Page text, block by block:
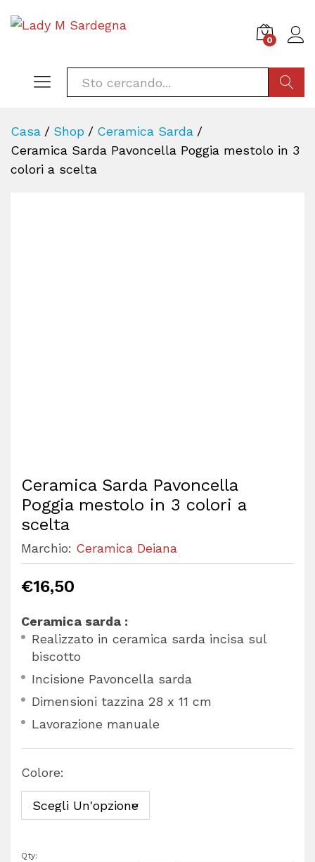
0
Casa / Shop / Ceramica Sarda /
Ceramica Sarda Pavoncella Poggia mestolo in 3
colori a scelta
Ceramica Sarda Pavoncella
Poggia mestolo in 3 colori a
scelta
Marchio: Ceramica Deiana
€16,50
Ceramica sarda :
Realizzato in ceramica sarda incisa sul
biscotto
Incisione Pavoncella sarda
Dimensioni tazzina 28 x 11 cm
Lavorazione manuale
Colore:
Qty: